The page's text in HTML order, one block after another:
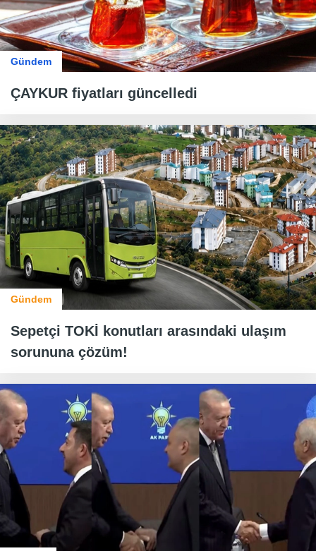
Gündem
ÇAYKUR fiyatları güncelledi
Gündem
Sepetçi TOKİ konutları arasındaki ulaşım
sorununa çözüm!